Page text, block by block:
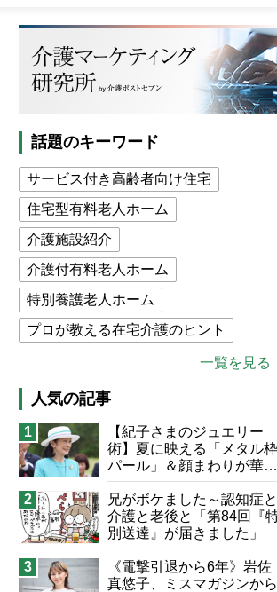
話題のキーワード
サービス付き高齢者向け住宅
住宅型有料老人ホーム
介護施設紹介
介護付有料老人ホーム
特別養護老人ホーム
プロが教える在宅介護のヒント
介護食
高木ブー
ケアマネジャー
猫が母になつきません
息子の遠距離介護サバイバル術
兄がボケました
便利なサービス
予防法
一覧を見る
人気の記事
1
【紀子さまのジュエリー
術】夏に映える「メタル枠
パール」＆顔まわりが華や
ぐ「揺れる一粒」の使い分
け方
2
兄がボケました～認知症と
介護と老後と「第84回『
別送達』が届きました」
3
《電撃引退から6年》岩佐
真悠子、ミスマガジンから